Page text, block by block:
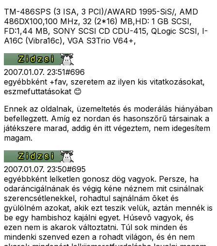
TM-486SPS (3 ISA, 3 PCI)/AWARD 1995-SiS/, AMD
486DX100,100 MHz, 32 (2*16) MB,HD: 1 GB SCSI,
FD:1,44 MB, SONY SCSI CD CDU-415, QLogic SCSI, I-
A16C (Vibra16c), VGA S3Trio V64+,
2007.01.07. 23:51#696
egyébbként +fav, szeretem az ilyen kis vitatkozásokat,
eszmefuttatásokat 😊
Ennek az oldalnak, üzemeltetés és moderálás hiányában
befellegzett. Amíg ez nordan és hasonszőrű társainak a
játékszere marad, addig én itt végeztem, nem idegesítem
magam.
2007.01.07. 23:50#695
egyébbként lelketlen gonosz dög vagyok. Persze, ha
odaráncigálnának és végig kéne néznem mit csinálnak
szerencsétlenekkel, rohadtul sajnálnám õket és
gyülölném azokat, akik ezt teszik velük, aztán mennék is
be egy hambishoz kajálni egyet. Húsevõ vagyok, és
ezen nem is akarok változtatni. Túl sok minden és
mindenki szenved ezen a rohadt világon, és én nem